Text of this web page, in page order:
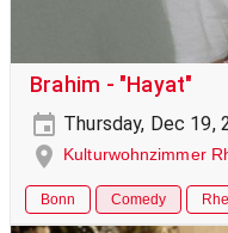
Brahim - "Hayat"
Thursday, Dec 19,
Kulturwohnzimmer
Bonn Comedy